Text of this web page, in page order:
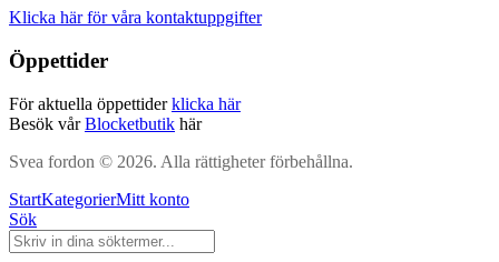
Klicka här för våra kontaktuppgifter
Öppettider
För aktuella öppettiderklicka här
Besök vårBlocketbutik här
Svea fordon © 2026. Alla rättigheter förbehållna.
StartKategorierMitt konto
Sök